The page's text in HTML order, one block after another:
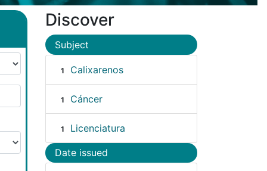
Discover
Subject
1 Calixarenos
1 Cáncer
1 Licenciatura
Date issued